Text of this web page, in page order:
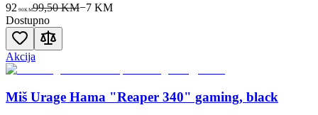
92 90KM99,50 KM−7KM
Dostupno
Akcija
Miš Urage Hama "Reaper 340" gaming, black